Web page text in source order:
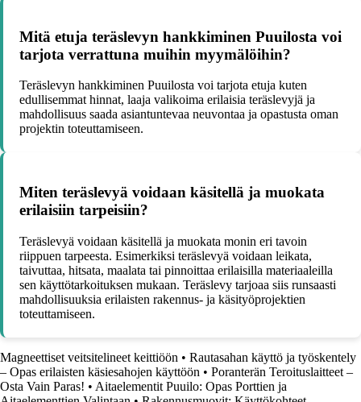
Mitä etuja teräslevyn hankkiminen Puuilosta voi
tarjota verrattuna muihin myymälöihin?
Teräslevyn hankkiminen Puuilosta voi tarjota etuja kuten
edullisemmat hinnat, laaja valikoima erilaisia teräslevyjä ja
mahdollisuus saada asiantuntevaa neuvontaa ja opastusta oman
projektin toteuttamiseen.
Miten teräslevyä voidaan käsitellä ja muokata
erilaisiin tarpeisiin?
Teräslevyä voidaan käsitellä ja muokata monin eri tavoin
riippuen tarpeesta. Esimerkiksi teräslevyä voidaan leikata,
taivuttaa, hitsata, maalata tai pinnoittaa erilaisilla materiaaleilla
sen käyttötarkoituksen mukaan. Teräslevy tarjoaa siis runsaasti
mahdollisuuksia erilaisten rakennus- ja käsityöprojektien
toteuttamiseen.
Magneettiset veitsitelineet keittiöön • Rautasahan käyttö ja työskentely
– Opas erilaisten käsiesahojen käyttöön • Poranterän Teroituslaitteet –
Osta Vain Paras! • Aitaelementit Puuilo: Opas Porttien ja